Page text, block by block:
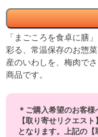
「まごころを食卓に膳
彩る、常温保存のお惣
産のいわしを、梅肉で
商品です。
＊ご購入希望のお客様
【取り寄せリクエス
となります。上記の